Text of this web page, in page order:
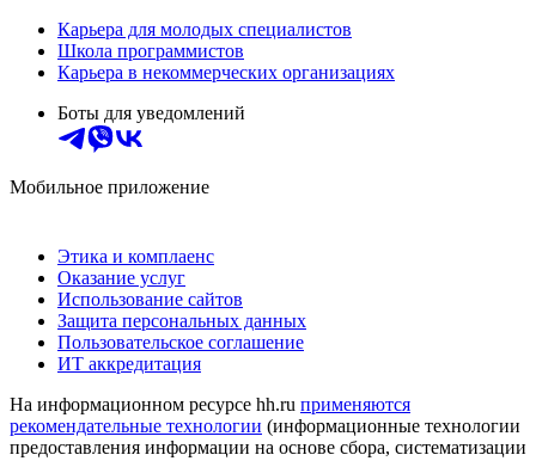
Карьера для молодых специалистов
Школа программистов
Карьера в некоммерческих организациях
Боты для уведомлений
Мобильное приложение
Этика и комплаенс
Оказание услуг
Использование сайтов
Защита персональных данных
Пользовательское соглашение
ИТ аккредитация
На информационном ресурсе hh.ru применяются
рекомендательные технологии (информационные технологии
предоставления информации на основе сбора, систематизации